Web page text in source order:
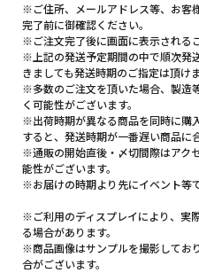
※ご住所、メールアドレス等、お客
完了前に御確認ください。
※ご注文完了後に画面に表示される
※上記の発送予定期間の中で順次発
きましても発送時期のご指定は頂けま
※多数のご注文を頂いた場合、製造
く可能性がございます。
※出荷時期が異なる商品を同時に購
すると、発送時期が一番遅い商品に
※通販の開始直後・〆切間際はアク
能性がございます。
※お届けの時期より先にイベント等
※ご利用のディスプレイにより、実
る場合があります。
※商品画像はサンプルを撮影してお
合がございます。